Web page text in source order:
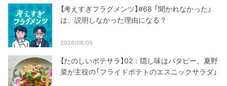
【考えすぎフラグメンツ】#68 「聞かれなかった」
は、説明しなかった理由になる？
2026/08/05
【たのしいポテサラ】02：隠し味はバタピー。夏野
菜が主役の「フライドポテトのエスニックサラダ」